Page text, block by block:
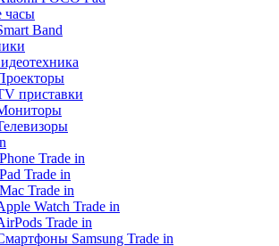
часы
Band
приставки
Trade in
Trade in
Trade in
Watch Trade in
Trade in
Samsung Trade in